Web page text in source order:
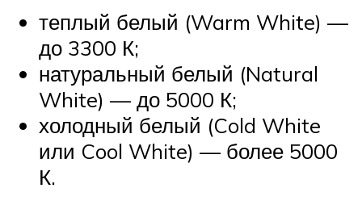
теплый белый (Warm White) —
до 3300 К;
натуральный белый (Natural
White) — до 5000 К;
холодный белый (Cold White
или Cool White) — более 5000
К.